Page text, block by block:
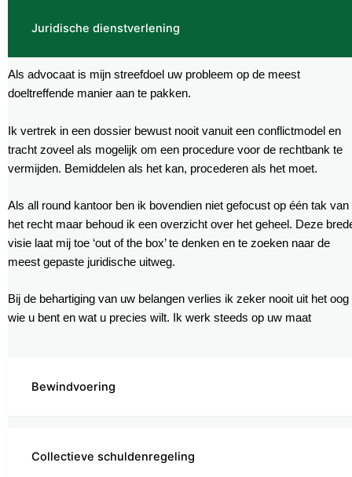
Juridische dienstverlening
Bewindvoering
Collectieve schuldenregeling
Als advocaat is mijn streefdoel uw probleem op de meest
doeltreffende manier aan te pakken.
Ik vertrek in een dossier bewust nooit vanuit een conflictmodel en
tracht zoveel als mogelijk om een procedure voor de rechtbank te
vermijden. Bemiddelen als het kan, procederen als het moet.
Als all round kantoor ben ik bovendien niet gefocust op één tak van
het recht maar behoud ik een overzicht over het geheel. Deze
visie laat mij toe ‘out of the box’ te denken en te zoeken naar de
meest gepaste juridische uitweg.
Bij de behartiging van uw belangen verlies ik zeker nooit uit het oog
wie u bent en wat u precies wilt. Ik werk steeds op uw maat